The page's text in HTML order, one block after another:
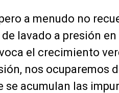
a menudo no
lavado a presión
el crecimiento
nos ocuparemos
acumulan las